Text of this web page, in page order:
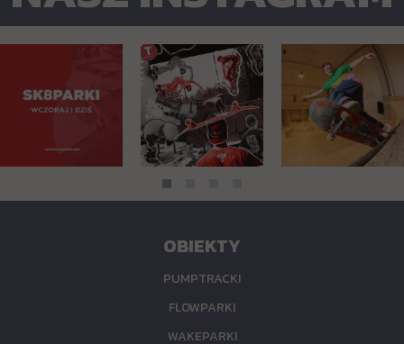
OBIEKTY
PUMPTRACKI
FLOWPARKI
WAKEPARKI